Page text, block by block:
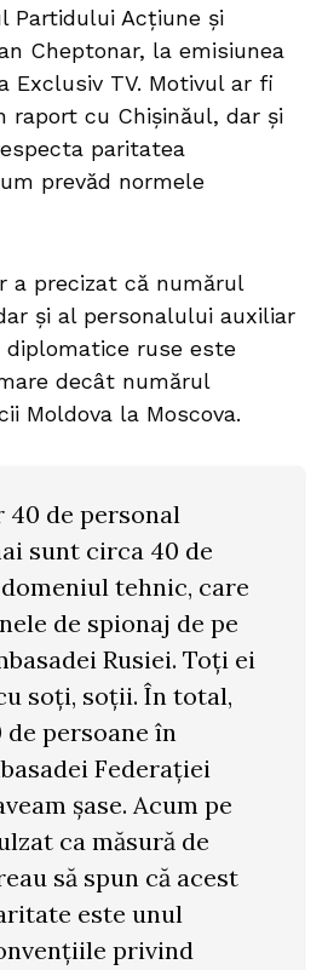
Partidului Acțiune și
Cheptonar, la emisiunea
Exclusiv TV. Motivul ar fi
raport cu Chișinăul, dar și
paritatea
prevăd normele
a precizat că numărul
și al personalului auxiliar
ruse este
decât numărul
Moldova la Moscova.
40 de personal
sunt circa 40 de
tehnic, care
de spionaj de pe
Rusiei. Toți ei
soți, soții. În total,
de persoane în
Federației
șase. Acum pe
ca măsură de
să spun că acest
este unul
privind